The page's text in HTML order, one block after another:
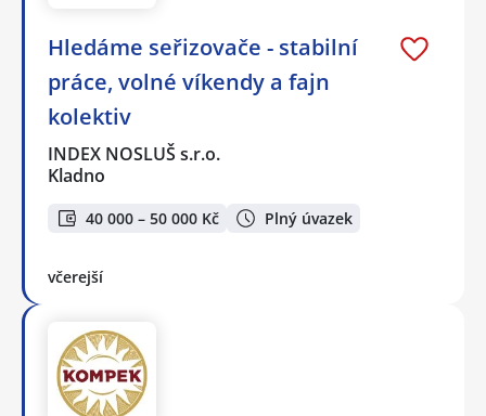
Hledáme seřizovače - stabilní
práce, volné víkendy a fajn
kolektiv
INDEX NOSLUŠ s.r.o.
Kladno
40 000 – 50 000 Kč Plný úvazek
včerejší